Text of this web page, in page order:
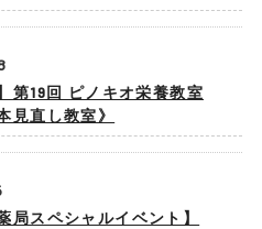
第19回 ピノキオ栄養教室
見直し教室》
局スペシャルイベント】